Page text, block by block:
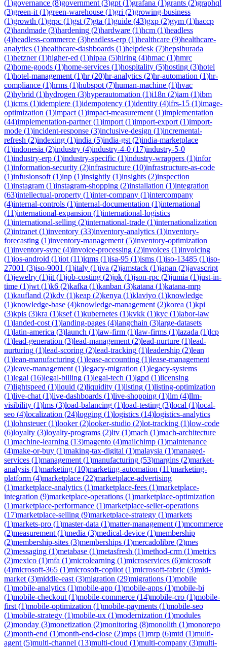
(1)governance (8)government (3)gpt (1)grafana (1)grants (2)graphql
(3)green-it (1)green-warehouse (1)gri (2)growing-business
(1)growth (1)grpc (1)gst (7)gta (1)guide (43)gxp (2)gym (1)haccp
(2)handmade (3)hardening (2)hardware (1)hcm (1)headless
(4)headless-commerce (3)headless-erp (1)healthcare (9)healthcare-
analytics (1)healthcare-dashboards (1)helpdesk (7)hepsiburada
(1)hetzner(1)higher-ed (1)hipaa (5)hiring (4)hmac (1)hmrc
(2)home-goods (1)home-services (1)hospitality (5)hosting (3)hotel
(1)hotel-management (1)hr(20)hr-analytics (2)hr-automation (1)hr-
compliance (1)hrms (1)hubspot (7)human-machine (1)hvac
(2)hybrid (1)hydrogen (3)hyperautomation (1)i18n (2)iam (1)ibm
(1)icms (1)idempiere (1)idempotency (1)identity (4)ifrs-15 (1)image-
optimization (1)impact (1)impact-measurement (1)implementation
(44)implementation-partner(1)import (1)import-export (1)import-
mode (1)incident-response (3)inclusive-design (1)incremental-
refresh (2)indexing (1)india (5)india-gst (2)india-marketplace
(1)indonesia (2)industry (4)industry-4-0 (17)industry-5-0
(1)industry-erp (1)industry-specific (1)industry-wrappers (1)infor
(1)information-security (2)infrastructure (10)infrastructure-as-code
(1)infusionsoft (1)inp (1)insightly (1)insights (2)inspection
(1)instagram (1)instagram-shopping (2)installation (1)integration
(63)intellectual-property (1)inter-company (1)intercompany
(4)internal-controls (1)internal-documentation (1)international
(11)international-expansion (1)international-logistics
(1)international-selling (2)international-trade (1)internationalization
(2)intranet (1)inventory (33)inventory-analytics (1)inventory-
forecasting (1)inventory-management (5)inventory-optimization
(1)inventory-sync (4)invoice-processing (2)invoices (1)invoicing
(1)ios-android (1)iot (11)iqms (1)isa-95 (1)isms (1)iso-13485 (1)iso-
27001 (3)iso-9001 (1)italy (1)iva (2)jamstack (1)japan (2)javascript
(1)jewelry (1)jit (1)job-costing (2)jpk (1)json-rpc (2)jumia (1)just-in-
time (1)jwt (1)k6 (2)kafka (1)kanban (3)katana (1)katana-mrp
(1)kaufland (2)kdv (1)keap (2)kenya (1)klaviyo (1)knowledge
(1)knowledge-base (4)knowledge-management (2)korea (1)kpi
(3)kpis (3)kra (1)ksef(1)kubernetes (1)kvkk (1)kyc (1)labor-law
(1)landed-cost (1)landing-pages (4)langchain (3)large-datasets
(1)latin-america (3)launch (1)law-firm (1)law-firms (1)lazada (1)lcp
(1)lead-generation (3)lead-management (2)lead-nurture (1)lead-
nurturing (1)lead-scoring (2)lead-tracking (1)leadership (2)lean
(1)lean-manufacturing (1)lease-accounting (1)lease-management
(2)leave-management (1)legacy-migration (1)legacy-systems
(1)legal (16)legal-billing (1)legal-tech (1)lgpd (1)licensing
(7)lightspeed (1)liquid (2)liquidity (1)listing (1)listing-optimization
(1)live-chat (1)live-dashboards (1)live-shopping (1)llm (4)llm-
visibility (1)lms (3)load-balancing (1)load-testing (3)local (1)local-
seo (4)localization (24)logging (1)logistics (14)logistics-analytics
(1)lohnsteuer(1)looker(2)looker-studio (2)lot-tracking (1)low-code
(6)loyalty (3)loyalty-programs (2)ltv (1)mach (1)mach-architecture
(1)machine-learning (13)magento (4)mailchimp (1)maintenance
(4)make-or-buy (1)making-tax-digital (1)malaysia (1)managed-
services (1)management (1)manufacturing (53)margins (2)market-
analysis (1)marketing (10)marketing-automation (11)marketing-
platform (4)marketplace (22)marketplace-advertising
(1)marketplace-analytics (1)marketplace-fees (1)marketplace-
integration (9)marketplace-operations (1)marketplace-optimization
(1)marketplace-performance (1)marketplace-seller-operations
(17)marketplace-selling (9)marketplace-strategy (1)markets
(1)markets-pro (1)master-data (1)matter-management (1)mcommerce
(2)measurement (1)media (3)medical-device (1)membership
(2)membership-sites (3)memberships (1)mercadolibre (2)mes
(2)messaging (1)metabase (1)metasfresh (1)method-crm (1)metrics
(2)mexico (1)mfa (1)microlearning (1)microservices (6)microsoft
(4)microsoft-365 (1)microsoft-copilot (1)microsoft-fabric (3)mid-
market (3)middle-east (3)migration (29)migrations (1)mobile
(1)mobile-analytics (1)mobile-app (1)mobile-apps (1)mobile-bi
(1)mobile-checkout (1)mobile-commerce (14)mobile-cro (1)mobile-
first (1)mobile-optimization (1)mobile-payments (1)mobile-seo
(1)mobile-strategy (1)mobile-ux (1)modernization (1)modules
(2)monday (3)monetization (2)monitoring (8)monolith (1)monorepo
(2)month-end (1)month-end-close (2)mps (1)mrp (6)mtd (1)multi-
agent (5)multi-channel (13)multi-cloud (1)multi-company (3)multi-